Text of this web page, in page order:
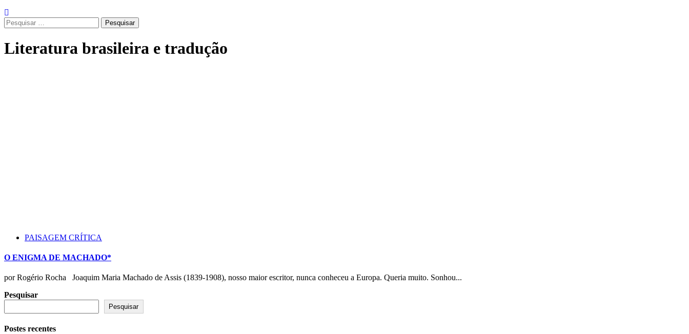
Pesquisar
por:
Literatura brasileira e tradução
PAISAGEM CRÍTICA
O ENIGMA DE MACHADO*
por Rogério Rocha Joaquim Maria Machado de Assis (1839-1908), nosso maior escritor, nunca conheceu a Europa. Queria muito. Sonhou...
Pesquisar
Pesquisar
Postes recentes